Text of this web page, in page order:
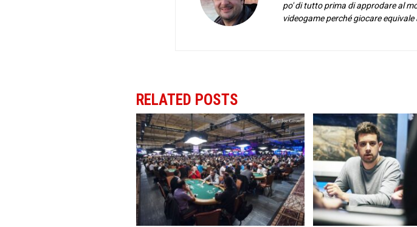
po' di tutto prima di approdare al
videogame perché giocare
RELATED POSTS